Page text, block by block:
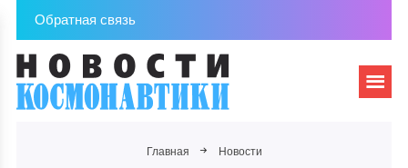
Обратная связь
Главная Новости